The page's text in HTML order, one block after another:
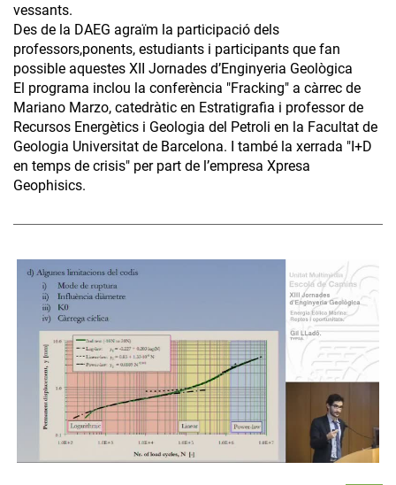
vessants.
Des de la DAEG agraïm la participació dels
professors,ponents, estudiants i participants que fan
possible aquestes XII Jornades d’Enginyeria Geològica
El programa inclou la conferència "Fracking" a càrrec de
Mariano Marzo, catedràtic en Estratigrafia i professor de
Recursos Energètics i Geologia del Petroli en la Facultat de
Geologia Universitat de Barcelona. I també la xerrada "I+D
en temps de crisis" per part de l’empresa Xpresa
Geophisics.